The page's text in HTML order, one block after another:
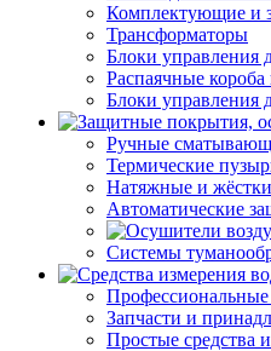
Комплектующие и
Трансформаторы
Блоки управления
Распаячные
Блоки управления
Ручные
Термические
Натяжные и
Автоматические
Системы
Профессиональные
Запчасти и
Простые средства